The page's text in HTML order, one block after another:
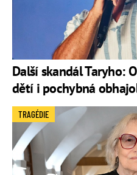
Další skandál Taryho:
dětí i pochybná
TRAGÉDIE